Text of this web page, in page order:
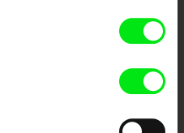
DOK Leipzig